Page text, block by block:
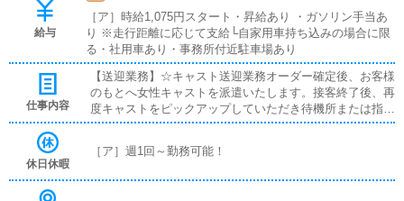
給与
［ア］時給1,075円スタート・昇給あり ・ガソリン手当あ
り ※走行距離に応じて支給└自家用車持ち込みの場合に限
る・社用車あり・事務所付近駐車場あり
仕事内容
【送迎業務】☆キャスト送迎業務オーダー確定後、お客様
のもとへ女性キャストを派遣いたします。接客終了後、再
度キャストをピックアップしていただき待機所または指定
の場所まで送り届けていただきます。※キャストの出勤終
す。※オーダーが確定した際は派遣場所などの指示をこち
休日休暇
［ア］週1回～勤務可能！